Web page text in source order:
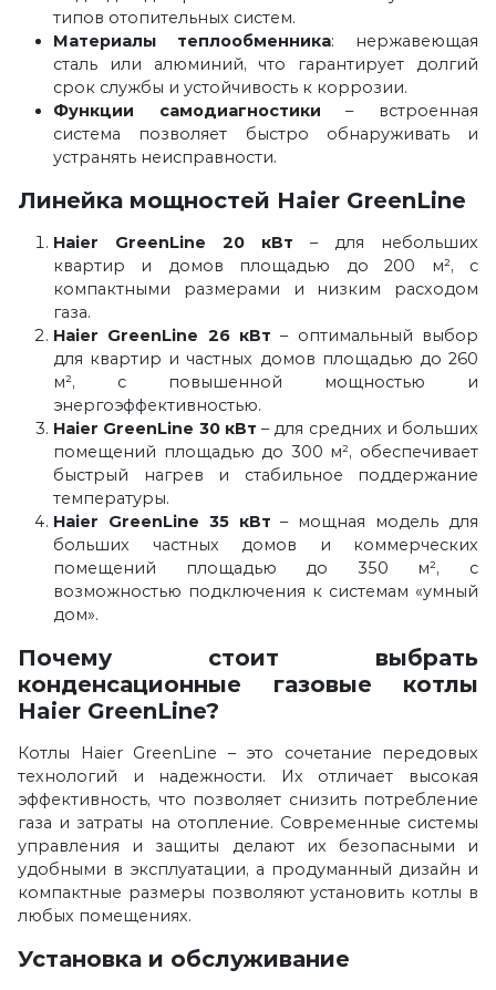
типов отопительных систем.
Материалы теплообменника: нержавеющая
сталь или алюминий, что гарантирует долгий
срок службы и устойчивость к коррозии.
Функции самодиагностики – встроенная
система позволяет быстро обнаруживать и
устранять неисправности.
Линейка мощностей Haier GreenLine
Haier GreenLine 20 кВт – для небольших
квартир и домов площадью до 200 м², с
компактными размерами и низким расходом
газа.
Haier GreenLine 26 кВт – оптимальный выбор
для квартир и частных домов площадью до 260
м², с повышенной мощностью и
энергоэффективностью.
Haier GreenLine 30 кВт – для средних и больших
помещений площадью до 300 м², обеспечивает
быстрый нагрев и стабильное поддержание
температуры.
Haier GreenLine 35 кВт – мощная модель для
больших частных домов и коммерческих
помещений площадью до 350 м², с
возможностью подключения к системам «умный
дом».
Почему стоит выбрать
конденсационные газовые котлы
Haier GreenLine?
Котлы Haier GreenLine – это сочетание передовых
технологий и надежности. Их отличает высокая
эффективность, что позволяет снизить потребление
газа и затраты на отопление. Современные системы
управления и защиты делают их безопасными и
удобными в эксплуатации, а продуманный дизайн и
компактные размеры позволяют установить котлы в
любых помещениях.
Установка и обслуживание